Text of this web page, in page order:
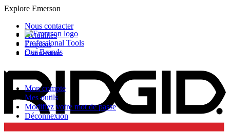
Explore Emerson
Professional Tools
Our Brands
Nous contacter
Actualités
Emplois
Connexion
Mon compte
Mes outils
Modifiez votre mot de passe
Déconnexion